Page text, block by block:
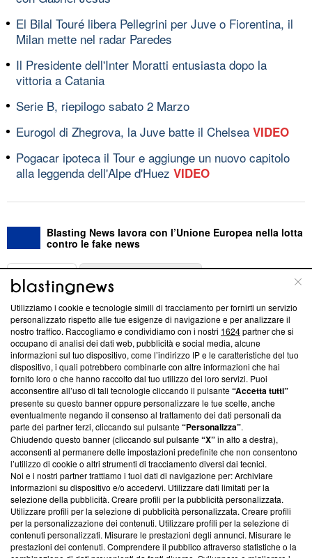
El Bilal Touré libera Pellegrini per Juve o Fiorentina, il
Milan mette nel radar Paredes
Il Presidente dell'Inter Moratti entusiasta dopo la
vittoria a Catania
Serie B, riepilogo sabato 2 Marzo
Eurogol di Zhegrova, la Juve batte il Chelsea VIDEO
Pogacar ipoteca il Tour e aggiunge un nuovo capitolo
alla leggenda dell'Alpe d'Huez VIDEO
Blasting News lavora con l’Unione Europea nella lotta
contro le fake news
ABOUT
Questa sezione offre informazioni trasparenti su Blasting
News, sui nostri processi editoriali e su come ci impegniamo a
creare news di qualità. Inoltre, afferma la nostra aderenza a
‘Trust Project - News with Integrity’Blasting News non è
ancora membro del programma, ma ha richiesto di farne
parte; Trust Project non ha ancora effettuato una verifica di
conformità agli standard.
Su di noi
Team editoriale
Corporate
Redazione
Informativa Privacy
Cookie Policy
Utilizziamo i cookie e tecnologie simili di tracciamento per fornirti un servizio
personalizzato rispetto alle tue esigenze di navigazione e per analizzare il
nostro traffico. Raccogliamo e condividiamo con i nostri 1624partner che si
occupano di analisi dei dati web, pubblicità e social media, alcune
informazioni sul tuo dispositivo, come l’indirizzo IP e le caratteristiche del tuo
dispositivo, i quali potrebbero combinarle con altre informazioni che hai
fornito loro o che hanno raccolto dal tuo utilizzo dei loro servizi. Puoi
acconsentire all’uso di tali tecnologie cliccando il pulsante“Accetta tutti”
presente su questo banner oppure personalizzare le tue scelte, anche
eventualmente negando il consenso al trattamento dei dati personali da
parte dei partner terzi, cliccando sul pulsante“Personalizza”.
Chiudendo questo banner (cliccando sul pulsante“X”in alto a destra),
acconsenti al permanere delle impostazioni predefinite che non consentono
l’utilizzo di cookie o altri strumenti di tracciamento diversi dai tecnici.
Noi e i nostri partner trattiamo i tuoi dati di navigazione per: Archiviare
informazioni su dispositivo e/o accedervi. Utilizzare dati limitati per la
selezione della pubblicità. Creare profili per la pubblicità personalizzata.
Utilizzare profili per la selezione di pubblicità personalizzata. Creare profili
per la personalizzazione dei contenuti. Utilizzare profili per la selezione di
contenuti personalizzati. Misurare le prestazioni degli annunci. Misurare le
prestazioni dei contenuti. Comprendere il pubblico attraverso statistiche o la